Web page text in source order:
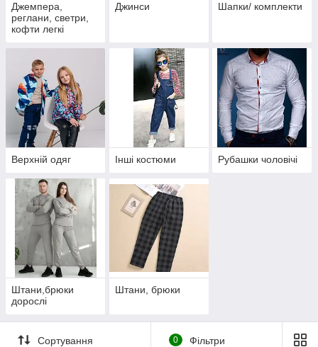
Джемпера,
реглани, светри,
кофти легкі
Джинси Шапки/ комплекти
Верхній одяг Інші костюми Рубашки чоловічі
Штани,брюки
дорослі
Штани, брюки
Сортування 0 Фільтри